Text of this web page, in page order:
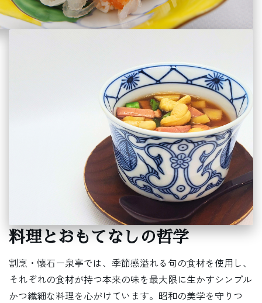
料理とおもてなしの哲学
割烹・懐石ー泉亭では、季節感溢れる旬の食材を使用し、
それぞれの食材が持つ本来の味を最大限に生かすシンプル
かつ繊細な料理を心がけています。昭和の美学を守りつ